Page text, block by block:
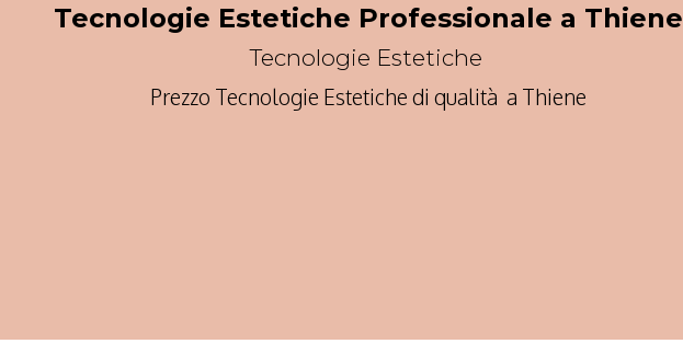
Tecnologie Estetiche Professionale a Thiene
Tecnologie Estetiche
Prezzo Tecnologie Estetiche di qualità a Thiene